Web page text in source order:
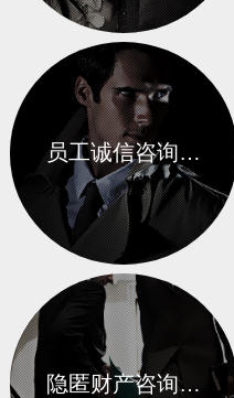
员工诚信咨询…
隐匿财产咨询…